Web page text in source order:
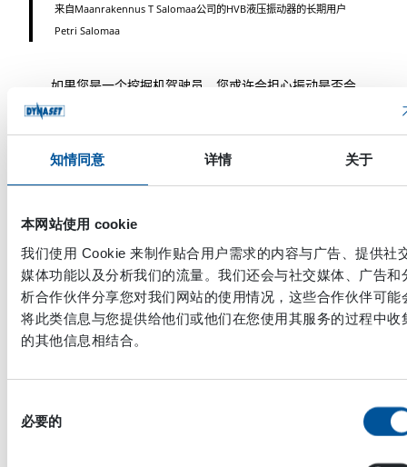
知情同意 详情 关于
本网站使用 cookie
我们使用 Cookie 来制作贴合用户需求的内容与广告、提供社
媒体功能以及分析我们的流量。我们还会与社交媒体、广告和
析合作伙伴分享您对我们网站的使用情况，这些合作伙伴可能
将此类信息与您提供给他们或他们在您使用其服务的过程中收
的其他信息相结合。
必要的
来自Maanrakennus T Salomaa公司的HVB液压振动器的长期用户
Petri Salomaa
如果您是一个挖掘机驾驶员，您或许会担心振动是否会
对机器造成什么影响。我们为此采访了Petri Salomaa
当你知道你用HVB液压振动器做什么工作时，就不会有
因为我在YouTube上上传了许多我使用设备的视频，
因此许多人都直接问我液压振动器是否会损伤挖掘机。
在使用它的7年时间里，振动从未对我的挖掘机造成任
何损坏。Jussi Mäkelä。
Jussi Mäkelä 知道他在说什么。他从1965年就开始驾
驶挖掘机。直到最近几年才从驾驶员的位置退休。
何损坏。